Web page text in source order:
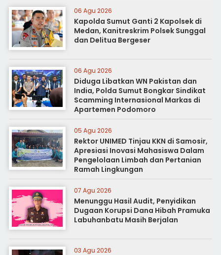
06 Agu 2026
Kapolda Sumut Ganti 2 Kapolsek di
Medan, Kanitreskrim Polsek Sunggal
dan Delitua Bergeser
06 Agu 2026
Diduga Libatkan WN Pakistan dan
India, Polda Sumut Bongkar Sindikat
Scamming Internasional Markas di
Apartemen Podomoro
05 Agu 2026
Rektor UNIMED Tinjau KKN di Samosir,
Apresiasi Inovasi Mahasiswa Dalam
Pengelolaan Limbah dan Pertanian
Ramah Lingkungan
07 Agu 2026
Menunggu Hasil Audit, Penyidikan
Dugaan Korupsi Dana Hibah Pramuka
Labuhanbatu Masih Berjalan
03 Agu 2026